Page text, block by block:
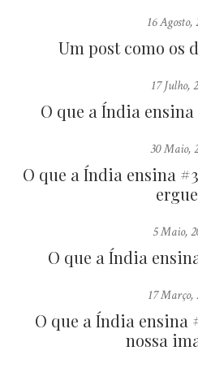
16 Agosto,
Um post como os
17 Julho,
O que a Índia
30 Maio,
O que a Índia ensina
5 Maio,
O que a Índia
17 Março,
O que a Índia ensina
nossa